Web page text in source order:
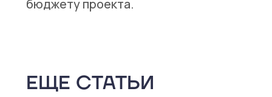
бюджету проекта.
ЕЩЕ СТАТЬИ